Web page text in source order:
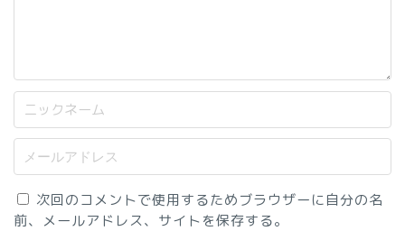
次回のコメントで使用するためブラウザーに自分の名
前、メールアドレス、サイトを保存する。